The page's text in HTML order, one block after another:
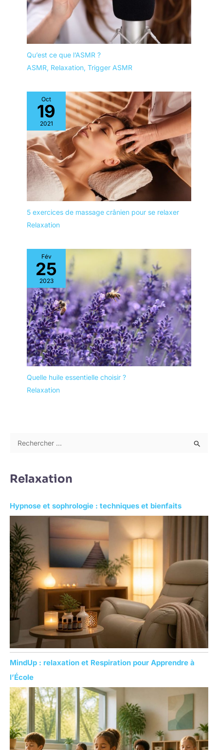
tout en diffusant uniformément les huiles essentielles. Idéal
pour les chambres, les bureaux et les espaces de vie, ce
diffuseur d'huiles essentielles en verre assure une ambiance
confortable et rafraîchissante tout au long de la journée.
Qu’est ce que l’ASMR ?
ASMR, Relaxation, Trigger ASMR
Oct
19
2021
5 exercices de massage crânien pour se relaxer
Relaxation
Fév
25
2023
Quelle huile essentielle choisir ?
Relaxation
c
h
e
r
Relaxation
Hypnose et sophrologie : techniques et bienfaits
MindUp : relaxation et Respiration pour Apprendre à
l’École